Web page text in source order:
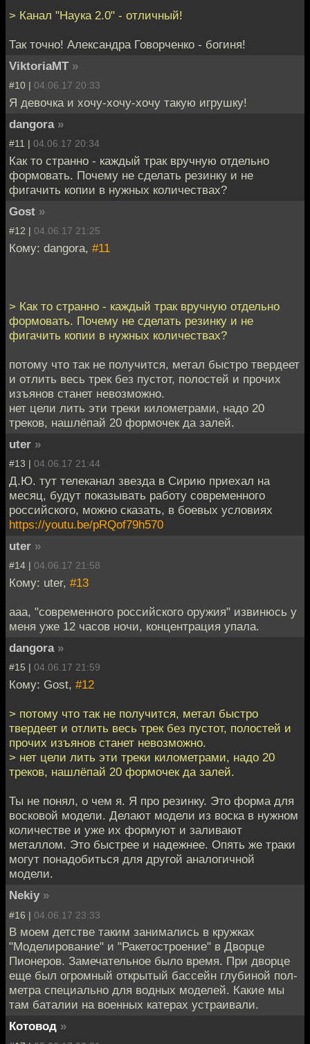
> Канал "Наука 2.0" - отличный!
Так точно! Александра Говорченко - богиня!
ViktoriaMT »
#10 | 04.06.17 20:33
Я девочка и хочу-хочу-хочу такую игрушку!
dangora »
#11 | 04.06.17 20:34
Как то странно - каждый трак вручную отдельно
формовать. Почему не сделать резинку и не
фигачить копии в нужных количествах?
Gost »
#12 | 04.06.17 21:25
Кому: dangora, #11
> Как то странно - каждый трак вручную отдельно
формовать. Почему не сделать резинку и не
фигачить копии в нужных количествах?
потому что так не получится, метал быстро твердеет
и отлить весь трек без пустот, полостей и прочих
изъянов станет невозможно.
нет цели лить эти треки километрами, надо 20
треков, нашлёпай 20 формочек да залей.
uter »
#13 | 04.06.17 21:44
Д.Ю. тут телеканал звезда в Сирию приехал на
месяц, будут показывать работу современного
российского, можно сказать, в боевых условиях
https://youtu.be/pRQof79h570
uter »
#14 | 04.06.17 21:58
Кому: uter, #13
ааа, "современного российского оружия" извинюсь у
меня уже 12 часов ночи, концентрация упала.
dangora »
#15 | 04.06.17 21:59
Кому: Gost, #12
> потому что так не получится, метал быстро
твердеет и отлить весь трек без пустот, полостей и
прочих изъянов станет невозможно.
> нет цели лить эти треки километрами, надо 20
треков, нашлёпай 20 формочек да залей.
Ты не понял, о чем я. Я про резинку. Это форма для
восковой модели. Делают модели из воска в нужном
количестве и уже их формуют и заливают
металлом. Это быстрее и надежнее. Опять же траки
могут понадобиться для другой аналогичной
модели.
Nekiy »
#16 | 04.06.17 23:33
В моем детстве таким занимались в кружках
"Моделирование" и "Ракетостроение" в Дворце
Пионеров. Замечательное было время. При дворце
еще был огромный открытый бассейн глубиной пол-
метра специально для водных моделей. Какие мы
там баталии на военных катерах устраивали.
Котовод »